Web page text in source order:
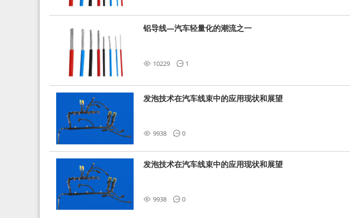
铝导线—汽车轻量化的潮流之一
10229 1
发泡技术在汽车线束中的应用现状和展望
9938 0
发泡技术在汽车线束中的应用现状和展望
9938 0